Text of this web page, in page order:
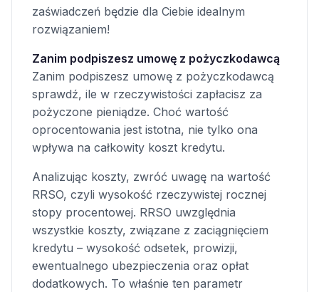
zaświadczeń będzie dla Ciebie idealnym
rozwiązaniem!
Zanim podpiszesz umowę z pożyczkodawcą
Zanim podpiszesz umowę z pożyczkodawcą
sprawdź, ile w rzeczywistości zapłacisz za
pożyczone pieniądze. Choć wartość
oprocentowania jest istotna, nie tylko ona
wpływa na całkowity koszt kredytu.
Analizując koszty, zwróć uwagę na wartość
RRSO, czyli wysokość rzeczywistej rocznej
stopy procentowej. RRSO uwzględnia
wszystkie koszty, związane z zaciągnięciem
kredytu – wysokość odsetek, prowizji,
ewentualnego ubezpieczenia oraz opłat
dodatkowych. To właśnie ten parametr